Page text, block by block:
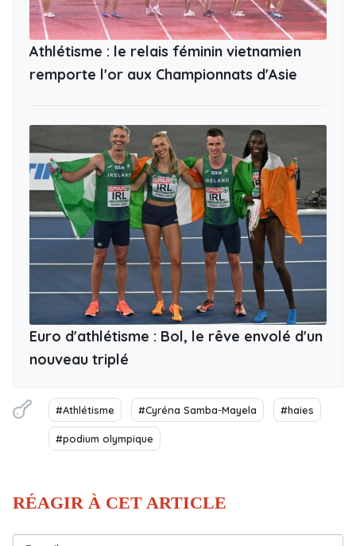
Athlétisme : le relais féminin vietnamien
remporte l'or aux Championnats d'Asie
Euro d'athlétisme : Bol, le rêve envolé d'un
nouveau triplé
#Athlétisme #Cyréna Samba-Mayela #haies
#podium olympique